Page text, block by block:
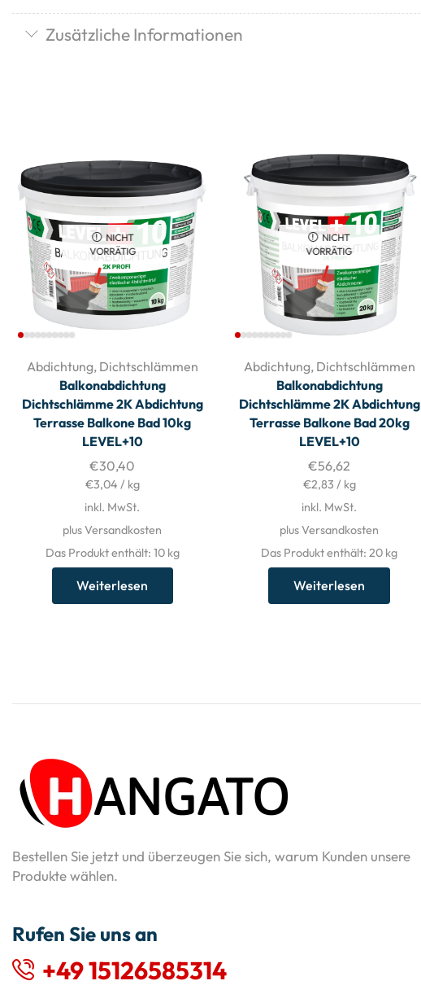
Zusätzliche Informationen
NICHT
VORRÄTIG
Abdichtung, Dichtschlämmen
Balkonabdichtung
Dichtschlämme 2K Abdichtung
Terrasse Balkone Bad 10kg
LEVEL+10
€30,40
€3,04 / kg
inkl. MwSt.
plus Versandkosten
Das Produkt enthält: 10 kg
Weiterlesen
NICHT
VORRÄTIG
Abdichtung, Dichtschlämmen
Balkonabdichtung
Dichtschlämme 2K Abdichtung
Terrasse Balkone Bad 20kg
LEVEL+10
€56,62
€2,83 / kg
inkl. MwSt.
plus Versandkosten
Das Produkt enthält: 20 kg
Weiterlesen
Bestellen Sie jetzt und überzeugen Sie sich, warum Kunden unsere
Produkte wählen.
Rufen Sie uns an
+49 15126585314